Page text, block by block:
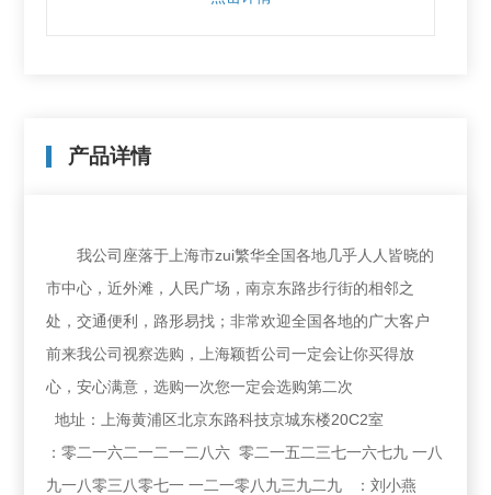
产品详情
我公司座落于上海市zui繁华全国各地几乎人人皆晓的
市中心，近外滩，人民广场，南京东路步行街的相邻之
处，交通便利，路形易找；非常欢迎全国各地的广大客户
前来我公司视察选购，上海颖哲公司一定会让你买得放
心，安心满意，选购一次您一定会选购第二次
地址：上海黄浦区北京东路科技京城东楼20C2室
：零二一六二一二一二八六 零二一五二三七一六七九 一八
九一八零三八零七一 一二一零八九三九二九 ：刘小燕